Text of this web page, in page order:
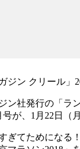
ン社発行の「ラ
が、1月22日（
ぎてためになる